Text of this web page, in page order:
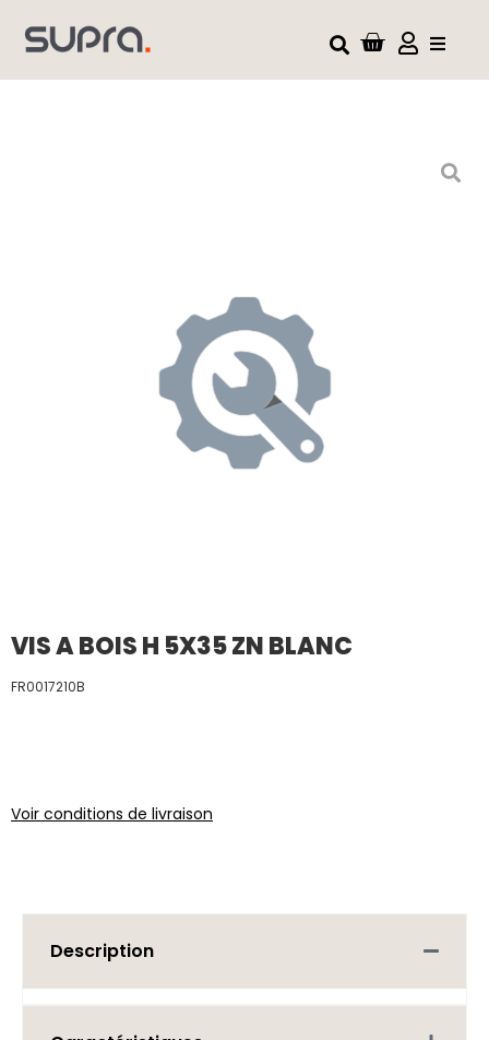
VIS A BOIS H 5X35 ZN BLANC
FR0017210B
Voir conditions de livraison
Description